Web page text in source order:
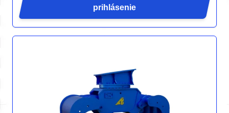
prihlásenie